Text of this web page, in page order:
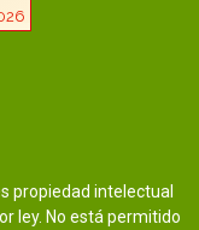
propiedad intelectual
ley. No está permitido